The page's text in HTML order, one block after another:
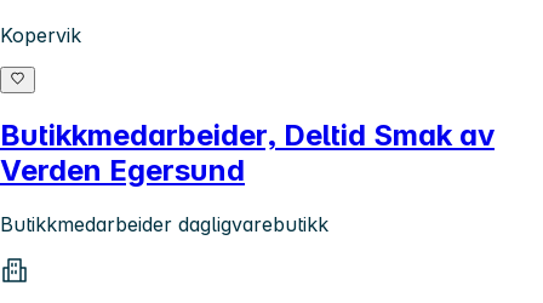
Kopervik
Butikkmedarbeider, Deltid Smak av
Verden Egersund
Butikkmedarbeider dagligvarebutikk